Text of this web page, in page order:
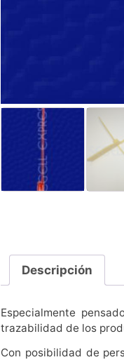
Descripción
Especialmente
trazabilidad de los
Con posibilidad de